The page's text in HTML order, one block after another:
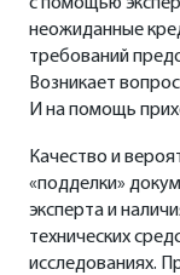
неожиданные
требований
Возникает
И на помощь
Качество и
«подделки»
эксперта и
технических
исследованиях.